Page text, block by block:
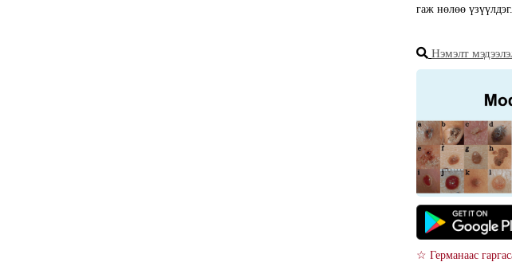
гаж нөлөө үзүүлдэг.
Нэмэлт
☆ Германаас